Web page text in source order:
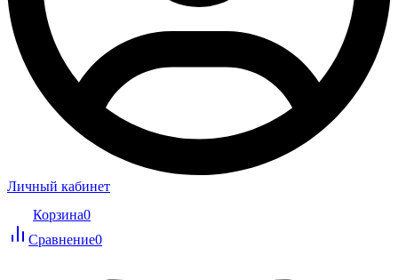
Личный кабинет
Корзина0
Сравнение0